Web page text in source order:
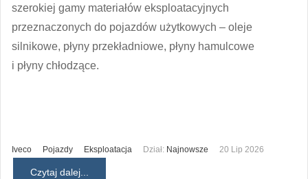
szerokiej gamy materiałów eksploatacyjnych
przeznaczonych do pojazdów użytkowych – oleje
silnikowe, płyny przekładniowe, płyny hamulcowe
i płyny chłodzące.
Iveco Pojazdy Eksploatacja Dział: Najnowsze 20 Lip 2026
Czytaj dalej...